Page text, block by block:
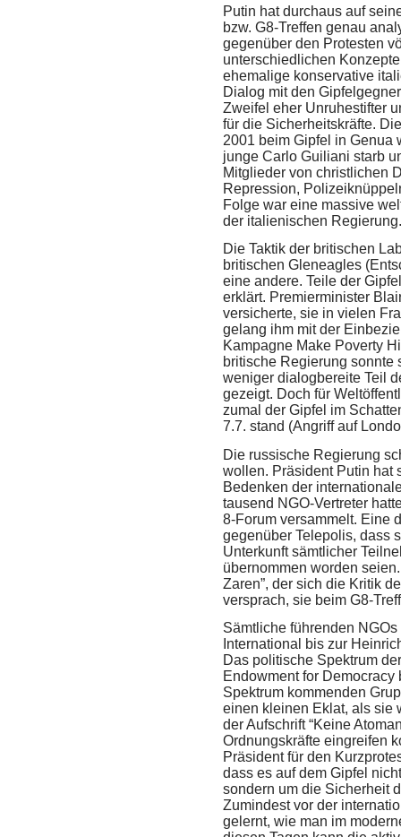
Putin hat durchaus auf
bzw. G8-Treffen genau
gegenüber den Protesten
unterschiedlichen
ehemalige konservative
Dialog mit den
Zweifel eher Unruhestifter
für die Sicherheitskräfte.
2001 beim Gipfel in Genua
junge Carlo Guiliani starb
Mitglieder von christlichen
Repression,
Folge war eine massive
der italienischen Regierung.
Die Taktik der britischen
britischen Gleneagles
eine andere. Teile der
erklärt. Premierminister
versicherte, sie in vielen
gelang ihm mit der
Kampagne Make Poverty
britische Regierung sonnte
weniger dialogbereite Teil
gezeigt. Doch für
zumal der Gipfel im
7.7. stand (Angriff auf
Die russische Regierung
wollen. Präsident Putin hat
Bedenken der
tausend NGO-Vertreter
8-Forum versammelt. Eine
gegenüber Telepolis, dass
Unterkunft sämtlicher
übernommen worden
Zaren”, der sich die Kritik
versprach, sie beim G8-
Sämtliche führenden
International bis zur
Das politische Spektrum
Endowment for
Spektrum kommenden
einen kleinen Eklat, als sie
der Aufschrift “Keine
Ordnungskräfte eingreifen
Präsident für den
dass es auf dem Gipfel
sondern um die Sicherheit
Zumindest vor der
gelernt, wie man im